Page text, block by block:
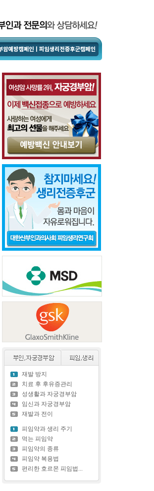
재발 방지
치료 후 후유증관리
성생활과 자궁경부암
임신과 자궁경부암
재발과 전이
피임약과 생리 주기
먹는 피임약
피임약의 종류
피임약 복용법
편리한 호르몬 피임법...